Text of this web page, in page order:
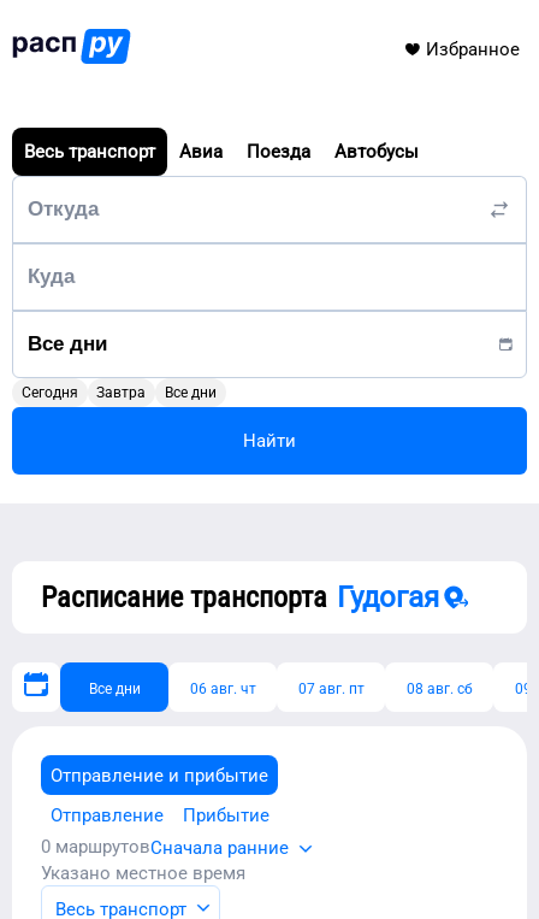
Избранное
Весь транспорт Авиа Поезда Автобусы
Сегодня Завтра Все дни
Найти
Расписание транспорта Гудогая
Все дни 06 авг. чт 07 авг. пт 08 авг. сб 09
Отправление и прибытие
Отправление
Прибытие
0 маршрутовСначала ранние
Указано местное время
Весь транспорт